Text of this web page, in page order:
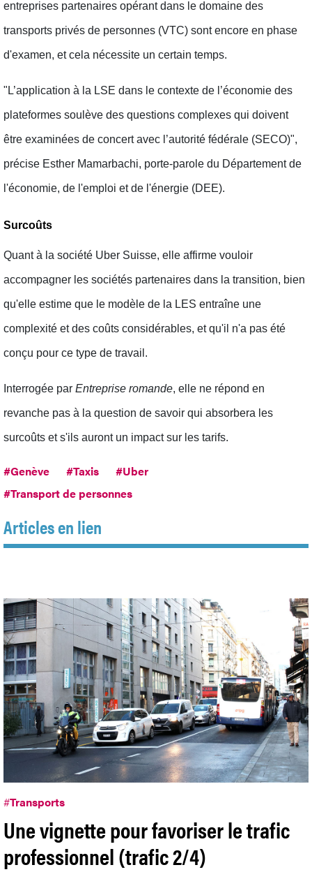
entreprises partenaires opérant dans le domaine des
transports privés de personnes (VTC) sont encore en phase
d'examen, et cela nécessite un certain temps.
"L’application à la LSE dans le contexte de l’économie des
plateformes soulève des questions complexes qui doivent
être examinées de concert avec l’autorité fédérale (SECO)",
précise Esther Mamarbachi, porte-parole du Département de
l'économie, de l'emploi et de l'énergie (DEE).
Surcoûts
Quant à la société Uber Suisse, elle affirme vouloir
accompagner les sociétés partenaires dans la transition, bien
qu'elle estime que le modèle de la LES entraîne une
complexité et des coûts considérables, et qu'il n'a pas été
conçu pour ce type de travail.
Interrogée par Entreprise romande, elle ne répond en
revanche pas à la question de savoir qui absorbera les
surcoûts et s'ils auront un impact sur les tarifs.
#Genève #Taxis
#Uber
#Transport de personnes
Articles en lien
#Transports
Une vignette pour favoriser le trafic
professionnel (trafic 2/4)